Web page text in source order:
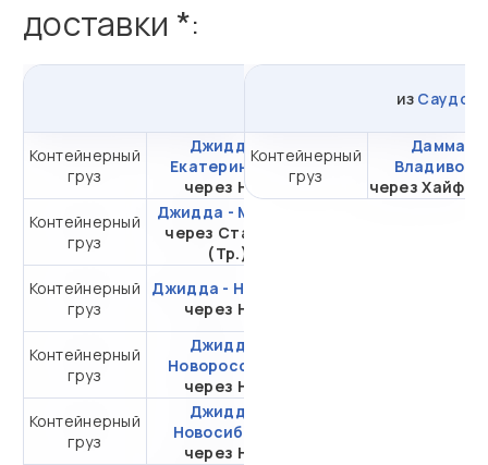
доставки *:
Россию
Контейнерный
груз
Джидда -
Екатеринбург
через НЛЭ
от 881 460,39 ₽ за
20DC
Контейнерный
груз
Джидда - Москва
через Стамбул
(Тр.)
Контейнерный
груз
Джидда - Находка
через НЛЭ
Контейнерный
груз
Джидда -
Новороссийск
через НЛЭ
Контейнерный
груз
Джидда -
Новосибирск
через НЛЭ
из
Контейнерный
груз
Даммам -
через